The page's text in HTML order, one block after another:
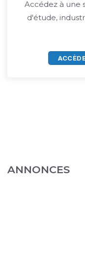
Accédez à une
d'étude,
ANNONCES